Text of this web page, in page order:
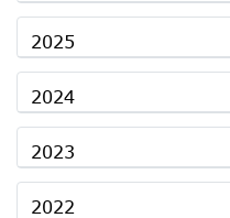
2025
2024
2023
2022